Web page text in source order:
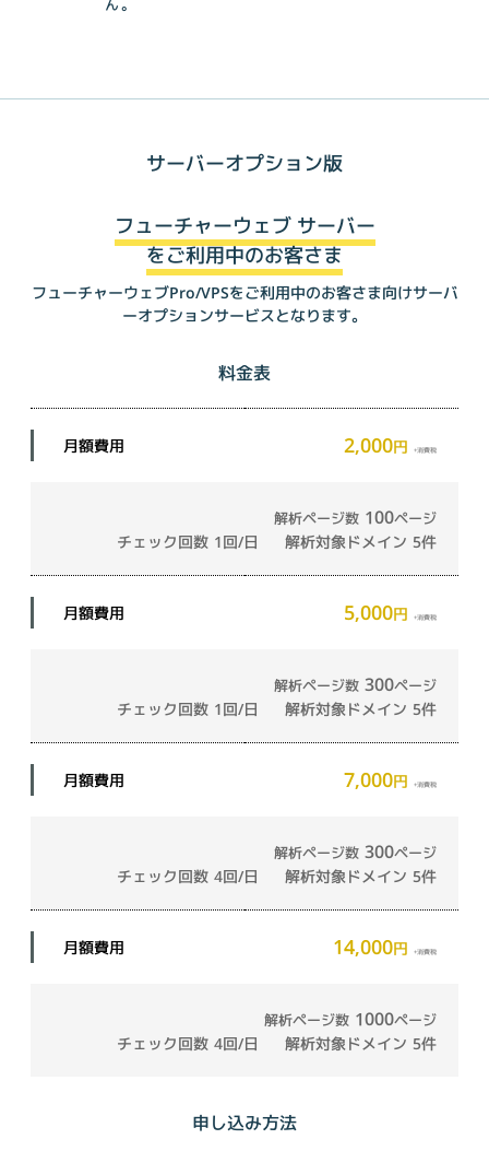
ん。
サーバーオプション版
フューチャーウェブ サーバー
をご利用中のお客さま
フューチャーウェブPro/VPSをご利用中のお客さま向けサーバ
ーオプションサービスとなります。
料金表
月額費用 2,000円 +消費税
解析ページ数 100ページ
チェック回数 1回/日 解析対象ドメイン 5件
月額費用 5,000円 +消費税
解析ページ数 300ページ
チェック回数 1回/日 解析対象ドメイン 5件
月額費用 7,000円 +消費税
解析ページ数 300ページ
チェック回数 4回/日 解析対象ドメイン 5件
月額費用 14,000円 +消費税
解析ページ数 1000ページ
チェック回数 4回/日 解析対象ドメイン 5件
申し込み方法